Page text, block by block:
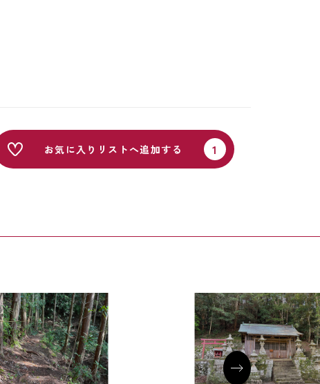
お気に入りリストへ追加する
おのとうげ）
和深川王子神社（わぶかが
じんじゃ）